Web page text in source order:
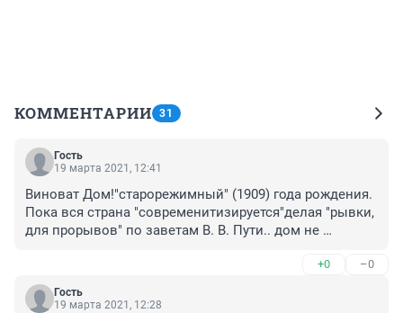
КОММЕНТАРИИ 31
Гость
19 марта 2021, 12:41
Виноват Дом!"старорежимный" (1909) года рождения.
Пока вся страна "современитизируется"делая "рывки,
для прорывов" по заветам В. В. Пути.. дом не
+0 –0
Гость
19 марта 2021, 12:28